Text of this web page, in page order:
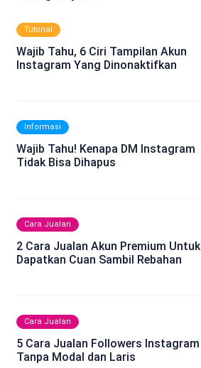
Tutorial
Wajib Tahu, 6 Ciri Tampilan Akun
Instagram Yang Dinonaktifkan
Informasi
Wajib Tahu! Kenapa DM Instagram
Tidak Bisa Dihapus
Cara Jualan
2 Cara Jualan Akun Premium Untuk
Dapatkan Cuan Sambil Rebahan
Cara Jualan
5 Cara Jualan Followers Instagram
Tanpa Modal dan Laris